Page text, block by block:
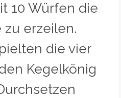
10 Würfen die
erzeilen.
die vier
Kegelkönig